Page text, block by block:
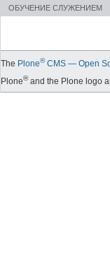
ОБУЧЕНИЕ СЛУЖЕНИЕМ
The Plone®CMS — Open
Plone®and the Plone logo